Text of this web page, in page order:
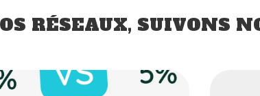
RÉSEAUX, SUIVONS